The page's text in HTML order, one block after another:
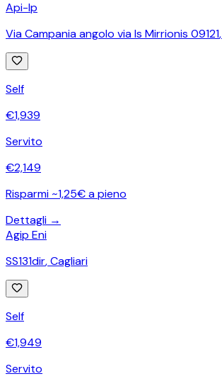
Api-Ip
Via Campania angolo via Is Mirrionis 09121,
Self
€1,939
Servito
€2,149
Risparmi ~1,25€ a pieno
Dettagli →
Agip Eni
SS131dir,Cagliari
Self
€1,949
Servito